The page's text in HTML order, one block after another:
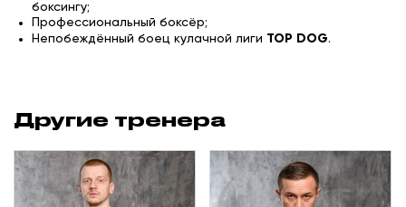
боксингу;
Профессиональный боксёр;
Непобеждённый боец кулачной лиги TOP DOG.
Другие тренера